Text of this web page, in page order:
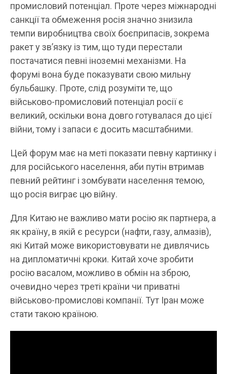
промисловий потенціал. Проте через міжнародні
санкції та обмеження росія значно знизила
темпи виробництва своїх боєприпасів, зокрема
ракет у зв’язку із тим, що туди перестали
постачатися певні іноземні механізми. На
форумі вона буде показувати свою мильну
бульбашку. Проте, слід розуміти те, що
військово-промисловий потенціал росії є
великий, оскільки вона довго готувалася до цієї
війни, тому і запаси є досить масштабними.
Цей форум має на меті показати певну картинку і
для російського населення, аби путін втримав
певний рейтинг і зомбувати населення темою,
що росія виграє цю війну.
Для Китаю не важливо мати росію як партнера, а
як країну, в якій є ресурси (нафти, газу, алмазів),
які Китай може використовувати не дивлячись
на дипломатичні кроки. Китай хоче зробити
росію васалом, можливо в обмін на зброю,
очевидно через треті країни чи приватні
військово-промислові компанії. Тут Іран може
стати такою країною.